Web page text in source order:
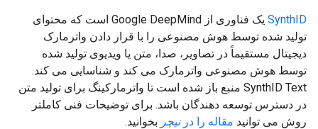
SynthID
یک فناوری از Google DeepMind است که محتوای
تولید شده توسط هوش مصنوعی را با قرار دادن واترمارک
دیجیتال مستقیماً در تصاویر، صدا، متن یا ویدیوی تولید شده
توسط هوش مصنوعی واترمارک می کند و شناسایی می کند.
SynthID Text منبع باز شده است تا واترمارکینگ برای تولید متن
در دسترس توسعه دهندگان باشد. برای توضیحات فنی کاملتر
روش می توانید مقاله را درنیچر بخوانید.